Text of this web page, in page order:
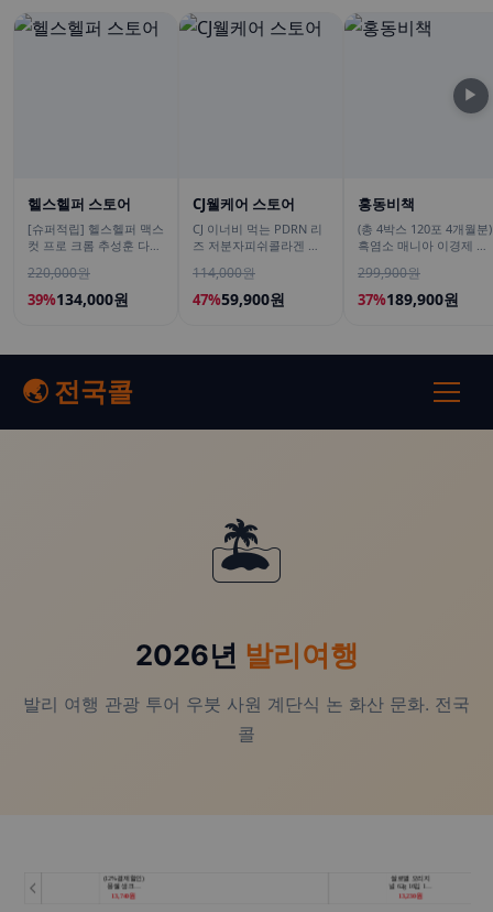
헬스헬퍼 스토어
[슈퍼적립] 헬스헬퍼 맥스
컷 프로 크롬 추성훈 다이
120캡슐, 4개
220,000원
39%134,000원
CJ웰케어 스토어
CJ 이너비 먹는 PDRN 리
즈 저분자피쉬콜라겐 히
14포, 3개
114,000원
47%59,900원
홍동비책
(총 4박스 120포 4개월분)
흑염소 매니아 이경제 흑
국내산 이경재 30포
15ml, 4개
299,900원
37%189,900원
▶
🌏 전국콜
🏝️
2026년 발리여행
발리 여행 관광 투어 우붓 사원 계단식 논 화산 문화. 전국
콜